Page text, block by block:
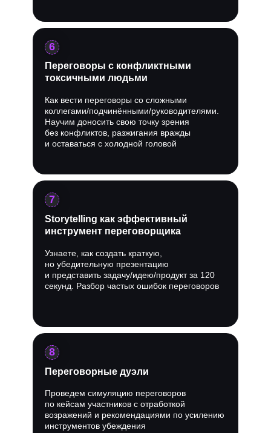
6
7
8
Storytelling как эффективный
инструмент переговорщика
Узнаете, как создать краткую,
но убедительную презентацию
и представить задачу/идею/продукт за 120
секунд. Разбор частых ошибок переговоров
Переговорные дуэли
Проведем симуляцию переговоров
по кейсам участников с отработкой
возражений и рекомендациями по усилению
инструментов убеждения
Переговоры с конфликтными
токсичными людьми
Как вести переговоры со сложными
коллегами/подчинёнными/руководителями.
Научим доносить свою точку зрения
без конфликтов, разжигания вражды
и оставаться с холодной головой